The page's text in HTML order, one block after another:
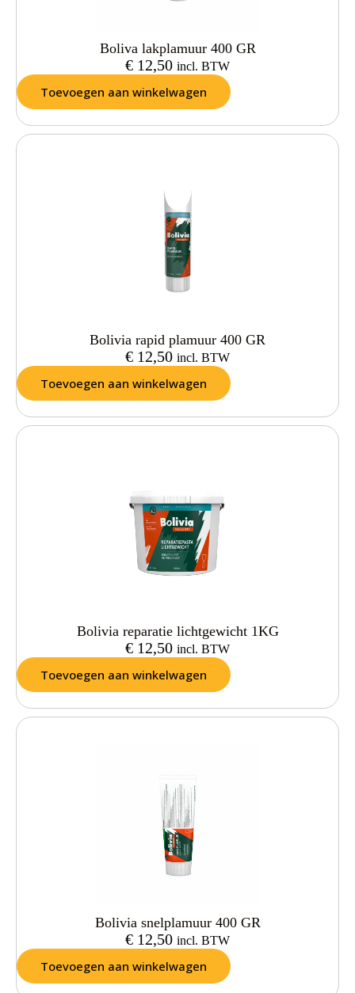
Boliva lakplamuur 400 GR
€ 12,50 incl. BTW
Toevoegen aan winkelwagen
Bolivia rapid plamuur 400 GR
€ 12,50 incl. BTW
Toevoegen aan winkelwagen
Bolivia reparatie lichtgewicht 1KG
€ 12,50 incl. BTW
Toevoegen aan winkelwagen
Bolivia snelplamuur 400 GR
€ 12,50 incl. BTW
Toevoegen aan winkelwagen